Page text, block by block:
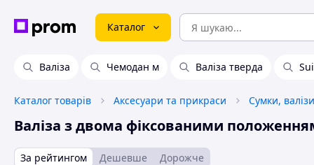
Каталог
Валіза Чемодан м Валіза тверда
Каталог товарів Аксесуари та прикраси Сумки,
Валіза з двома фіксованими
За рейтингом Дешевше Дорожче